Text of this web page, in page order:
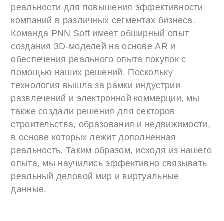
реальности для повышения эффективности
компаний в различных сегментах бизнеса.
Команда PNN Soft имеет обширный опыт
создания 3D-моделей на основе AR и
обеспечения реального опыта покупок с
помощью наших решений. Поскольку
технология вышла за рамки индустрии
развлечений и электронной коммерции, мы
также создали решения для секторов
строительства, образования и недвижимости,
в основе которых лежит дополненная
реальность. Таким образом, исходя из нашего
опыта, мы научились эффективно связывать
реальный деловой мир и виртуальные
данные.